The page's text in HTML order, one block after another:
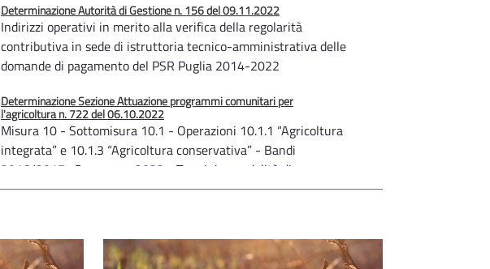
Determinazione Autorità di Gestione n. 156 del 09.11.2022
Indirizzi operativi in merito alla verifica della regolarità
contributiva in sede di istruttoria tecnico-amministrativa delle
domande di pagamento del PSR Puglia 2014-2022
Determinazione Sezione Attuazione programmi comunitari per
l'agricoltura n. 722 del 06.10.2022
Misura 10 - Sottomisura 10.1 - Operazioni 10.1.1 “Agricoltura
integrata” e 10.1.3 “Agricoltura conservativa” - Bandi
2016/2017 -Campagna 2022 - Termini e modalità di consegna
della documentazione probante il rispetto degli impegni
l'agricoltura n. 395 del 14.06.2022
Sottomisura 10.1 - Operazione 10.1.3 - Deroga all’Allegato E,